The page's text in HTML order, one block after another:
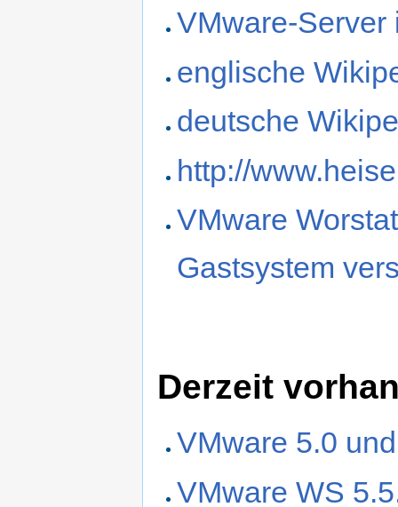
VMware-
englische
deutsche
http://
VMware
Gastsystem
Derzeit
VMware 5.0
VMware WS